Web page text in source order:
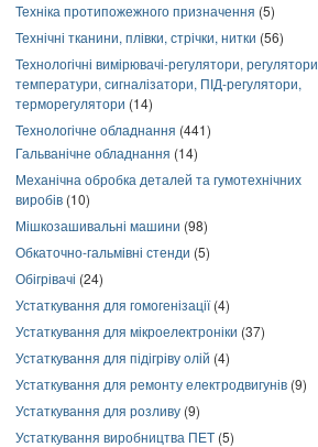
Техніка протипожежного призначення (5)
Технічні тканини, плівки, стрічки, нитки (56)
Технологічні вимірювачі-регулятори, регулятори
температури, сигналізатори, ПІД-регулятори,
терморегулятори (14)
Технологічне обладнання (441)
Гальванічне обладнання (14)
Механічна обробка деталей та гумотехнічних
виробів (10)
Мішкозашивальні машини (98)
Обкаточно-гальмівні стенди (5)
Обігрівачі (24)
Устаткування для гомогенізації(4)
Устаткування для мікроелектроніки (37)
Устаткування для підігріву олій (4)
Устаткування для ремонту електродвигунів (9)
Устаткування для розливу (9)
Устаткування виробництва ПЕТ (5)